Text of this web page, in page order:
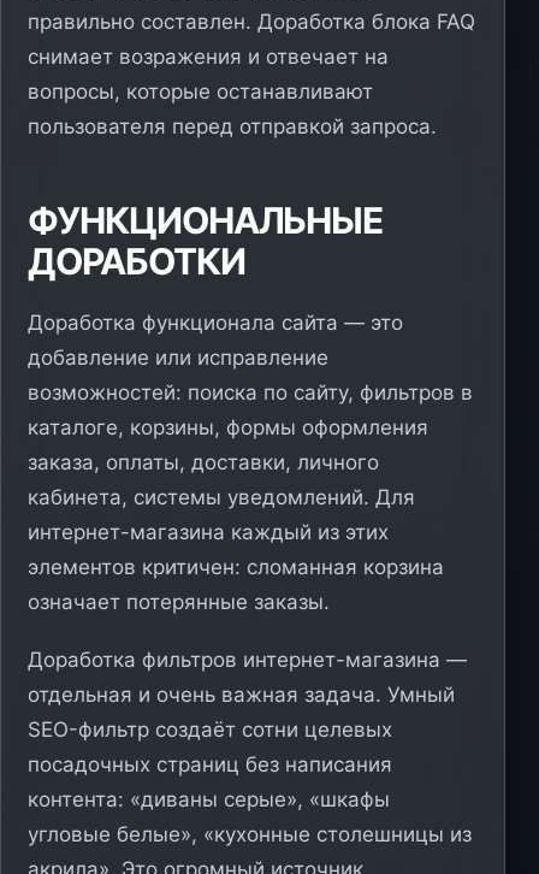
правильно составлен. Доработка блока FAQ
снимает возражения и отвечает на
вопросы, которые останавливают
пользователя перед отправкой запроса.
ФУНКЦИОНАЛЬНЫЕ
ДОРАБОТКИ
Доработка функционала сайта — это
добавление или исправление
возможностей: поиска по сайту, фильтров в
каталоге, корзины, формы оформления
заказа, оплаты, доставки, личного
кабинета, системы уведомлений. Для
интернет-магазина каждый из этих
элементов критичен: сломанная корзина
означает потерянные заказы.
Доработка фильтров интернет-магазина —
отдельная и очень важная задача. Умный
SEO-фильтр создаёт сотни целевых
посадочных страниц без написания
контента: «диваны серые», «шкафы
угловые белые», «кухонные столешницы из